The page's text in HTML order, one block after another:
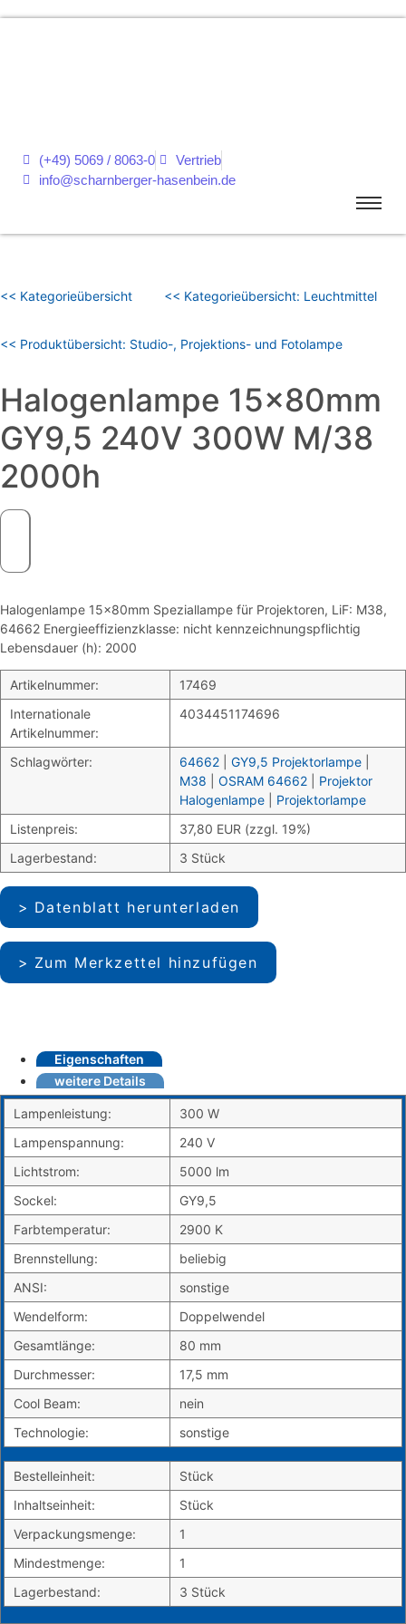
(+49) 5069 / 8063-0
Vertrieb
info@scharnberger-hasenbein.de
<< Kategorieübersicht << Kategorieübersicht: Leuchtmittel
<< Produktübersicht: Studio-, Projektions- und Fotolampe
Halogenlampe 15x80mm
GY9,5 240V 300W M/38
2000h
Halogenlampe 15x80mm Speziallampe für Projektoren, LiF: M38,
64662 Energieeffizienzklasse: nicht kennzeichnungspflichtig
Lebensdauer (h): 2000
Artikelnummer:
17469
Internationale
Artikelnummer:
4034451174696
Schlagwörter: 64662 GY9,5 Projektorlampe
M38
OSRAM 64662
Projektor
Halogenlampe
Projektorlampe
Listenpreis:
37,80 EUR (zzgl. 19%)
Lagerbestand:
3 Stück
Datenblatt herunterladen
Zum Merkzettel hinzufügen
Eigenschaften
weitere Details
Lampenleistung:
300 W
Lampenspannung:
240 V
Lichtstrom:
5000 lm
Sockel:
GY9,5
Farbtemperatur:
2900 K
Brennstellung:
beliebig
ANSI:
sonstige
Wendelform:
Doppelwendel
Gesamtlänge:
80 mm
Durchmesser:
17,5 mm
Cool Beam:
nein
Technologie:
sonstige
Bestelleinheit:
Stück
Inhaltseinheit:
Stück
Verpackungsmenge:
1
Mindestmenge:
1
Lagerbestand:
3 Stück